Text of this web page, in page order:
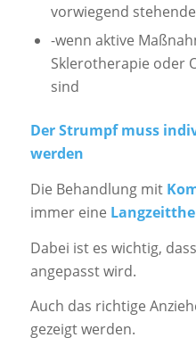
vorwiegend
-wenn aktive
Sklerotherapie oder
sind
Der Strumpf muss
werden
Die Behandlung mit
immer eine
Dabei ist es wichtig,
angepasst wird.
Auch das richtige
gezeigt werden.